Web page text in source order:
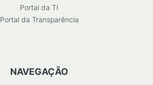
Portal da TI
Portal da Transparência
NAVEGAÇÃO